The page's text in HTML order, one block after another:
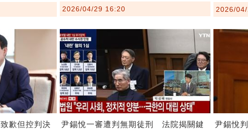
2026/04/29 16:20 2026/
歉但控判決
尹錫悅一審遭判無期徒刑 法院揭關鍵
尹錫悅